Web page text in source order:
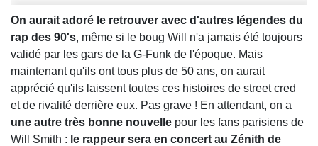
On aurait adoré le retrouver avec d'autres légendes du
rap des 90's, même si le boug Will n'a jamais été toujours
validé par les gars de la G-Funk de l'époque. Mais
maintenant qu'ils ont tous plus de 50 ans, on aurait
apprécié qu'ils laissent toutes ces histoires de street cred
et de rivalité derrière eux. Pas grave ! En attendant, on a
une autre très bonne nouvelle pour les fans parisiens de
Will Smith : le rappeur sera en concert au Zénith de